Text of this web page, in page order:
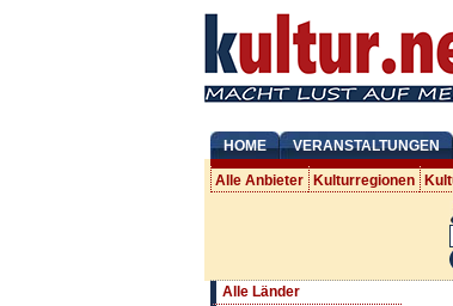
HOME VERANSTALTUNGEN
Alle Anbieter Kulturregionen
Alle Länder